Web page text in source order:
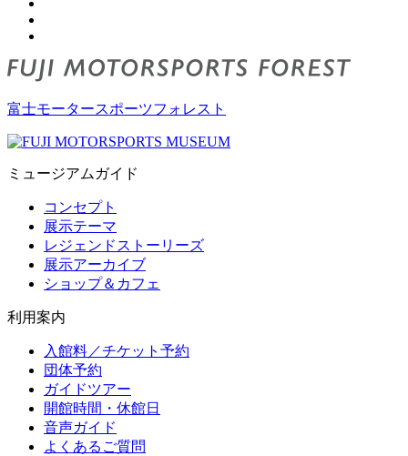
富士モータースポーツフォレスト
ミュージアムガイド
コンセプト
展示テーマ
レジェンドストーリーズ
展示アーカイブ
ショップ＆カフェ
利用案内
入館料／チケット予約
団体予約
ガイドツアー
開館時間・休館日
音声ガイド
よくあるご質問